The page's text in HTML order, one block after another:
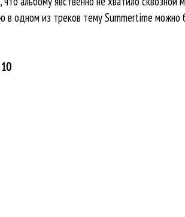
в одном из треков тему Summertime